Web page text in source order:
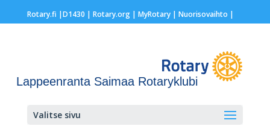
Rotary.fi |D1430 | Rotary.org| MyRotary | Nuorisovaihto |
Lappeenranta Saimaa Rotaryklubi
Valitse sivu